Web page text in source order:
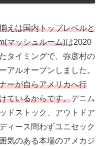
えは国内トップレベルと
マッシュルーム)は2020
タイミングで、弥彦村の
アルオープンしました。
ーが自らアメリカへ行
ているからです。デニム
ドストック、アウトドア
ィース問わずユニセック
気のある本場のアメカジ